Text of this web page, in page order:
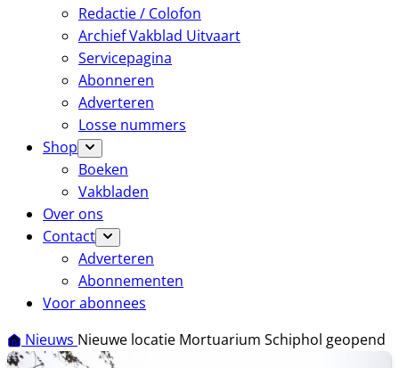
Redactie / Colofon
Archief Vakblad Uitvaart
Servicepagina
Abonneren
Adverteren
Losse nummers
Shop
Boeken
Vakbladen
Over ons
Contact
Adverteren
Abonnementen
Voor abonnees
Nieuws Nieuwe locatie Mortuarium Schiphol geopend